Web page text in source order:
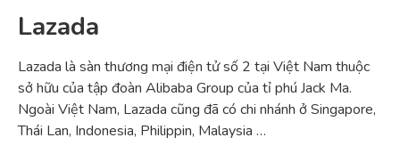
Lazada
Lazada là sàn thương mại điện tử số 2 tại Việt Nam thuộc
sở hữu của tập đoàn Alibaba Group của tỉ phú Jack Ma.
Ngoài Việt Nam, Lazada cũng đã có chi nhánh ở Singapore,
Thái Lan, Indonesia, Philippin, Malaysia …